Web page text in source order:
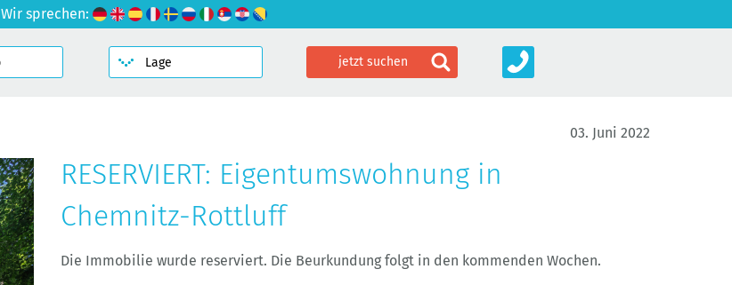
Wir sprechen:
03. Juni 2022
RESERVIERT: Eigentumswohnung in
Chemnitz-Rottluff
Die Immobilie wurde reserviert. Die Beurkundung folgt in den kommenden Wochen.